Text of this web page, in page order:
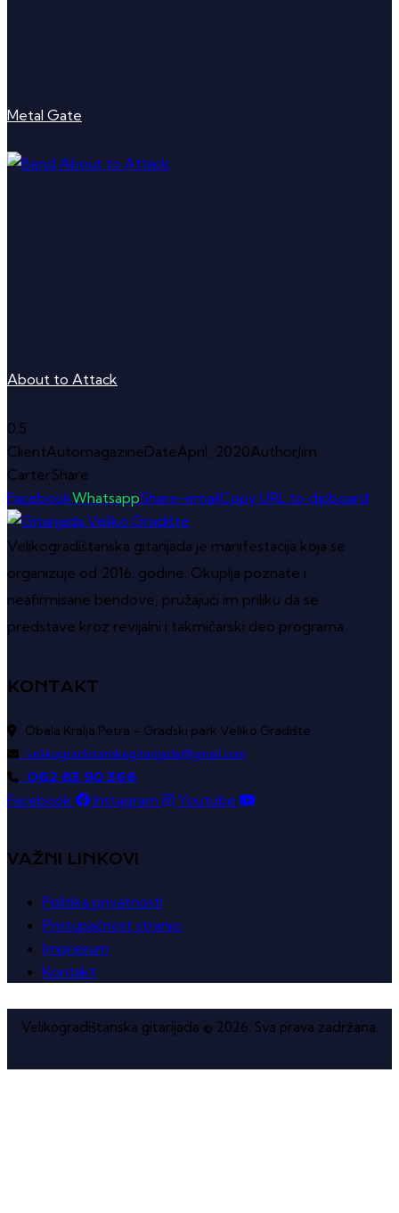
Metal Gate
About to Attack
ClientAutomagazineDateApril, 2020AuthorJim
CarterShare
FacebookWhatsappShare-emailCopy URL to clipboard
Velikogradištanska gitarijada je manifestacija koja se
organizuje od 2016. godine. Okuplja poznate i
neafirmisane bendove, pružajući im priliku da se
predstave kroz revijalni i takmičarski deo programa.
KONTAKT
Obala Kralja Petra – Gradski park Veliko Gradište
velikogradistanskagitarijada@gmail.com
062 83 90 366
Facebook Instagram Youtube
VAŽNI LINKOVI
Politika privatnosti
Pristupačnost stranici
Impresum
Kontakt
Velikogradištanska gitarijada © 2026. Sva prava zadržana.